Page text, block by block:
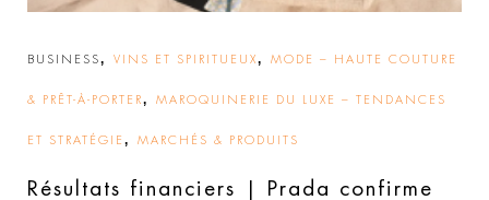
BUSINESS, VINS ET SPIRITUEUX, MODE – HAUTE COUTURE
& PRÊT-À-PORTER, MAROQUINERIE DU LUXE – TENDANCES
ET STRATÉGIE , MARCHÉS & PRODUITS
Résultats financiers | Prada confirme